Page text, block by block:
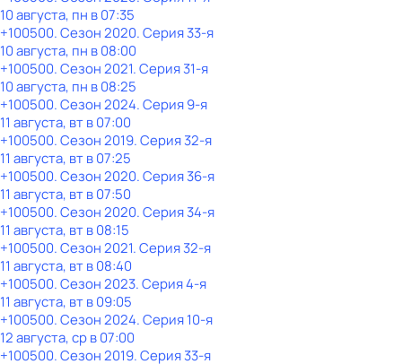
10 августа, пн в 07:35
+100500. Сезон 2020. Серия 33-я
10 августа, пн в 08:00
+100500. Сезон 2021. Серия 31-я
10 августа, пн в 08:25
+100500. Сезон 2024. Серия 9-я
11 августа, вт в 07:00
+100500. Сезон 2019. Серия 32-я
11 августа, вт в 07:25
+100500. Сезон 2020. Серия 36-я
11 августа, вт в 07:50
+100500. Сезон 2020. Серия 34-я
11 августа, вт в 08:15
+100500. Сезон 2021. Серия 32-я
11 августа, вт в 08:40
+100500. Сезон 2023. Серия 4-я
11 августа, вт в 09:05
+100500. Сезон 2024. Серия 10-я
12 августа, ср в 07:00
+100500. Сезон 2019. Серия 33-я